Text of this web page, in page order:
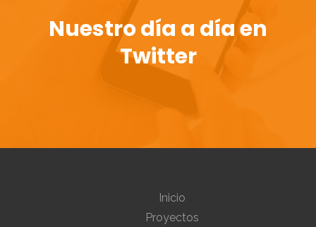
Nuestro día a día en
Twitter
Inicio
Proyectos